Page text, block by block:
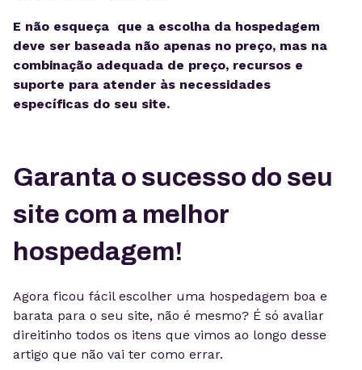
E não esqueça que a escolha da hospedagem
deve ser baseada não apenas no preço, mas na
combinação adequada de preço, recursos e
suporte para atender às necessidades
específicas do seu site.
Garanta o sucesso do seu
site com a melhor
hospedagem!
Agora ficou fácil escolher uma hospedagem boa e
barata para o seu site, não é mesmo? É só avaliar
direitinho todos os itens que vimos ao longo desse
artigo que não vai ter como errar.